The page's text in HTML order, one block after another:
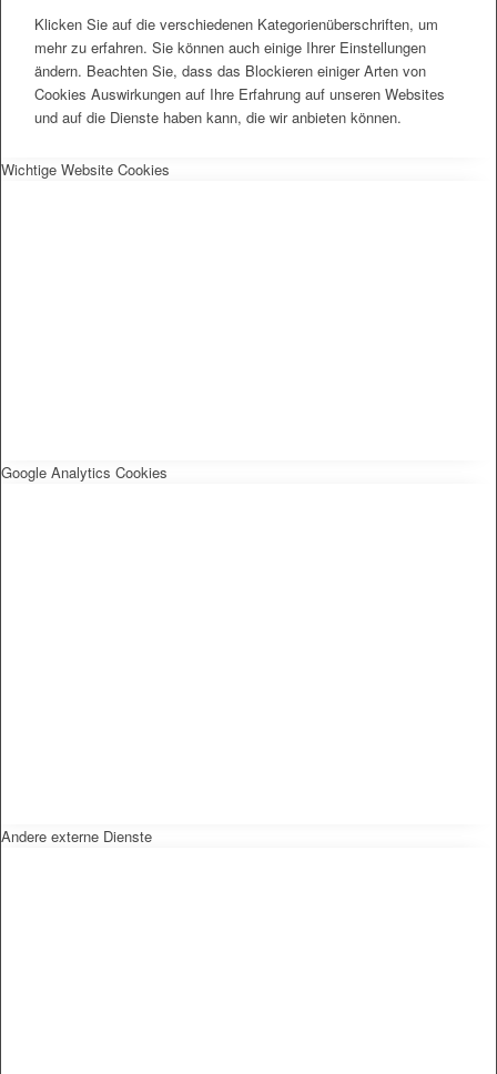
Klicken Sie auf die verschiedenen Kategorienüberschriften, um
mehr zu erfahren. Sie können auch einige Ihrer Einstellungen
ändern. Beachten Sie, dass das Blockieren einiger Arten von
Cookies Auswirkungen auf Ihre Erfahrung auf unseren Websites
und auf die Dienste haben kann, die wir anbieten können.
Wichtige Website Cookies
Google Analytics Cookies
Andere externe Dienste